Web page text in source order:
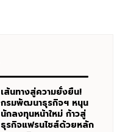
เส้นทางสู่ความยั่งยืน!
กรมพัฒนาธุรกิจฯ หนุน
นักลงทุนหน้าใหม่ ก้าวสู่
ธุรกิจแฟรนไชส์ด้วยหลัก